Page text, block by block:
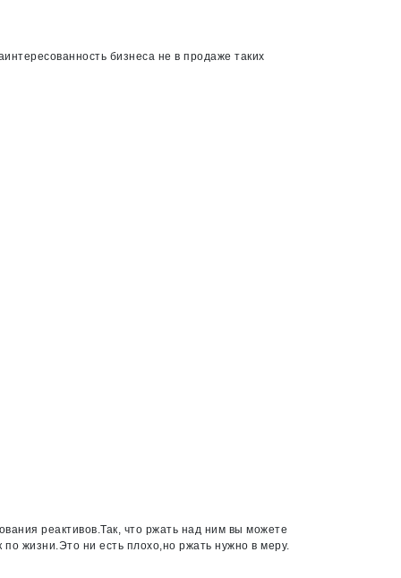
бизнеса не в продаже таких
реактивов.Так, что ржать над ним вы можете
по жизни.Это ни есть плохо,но ржать нужно в меру.